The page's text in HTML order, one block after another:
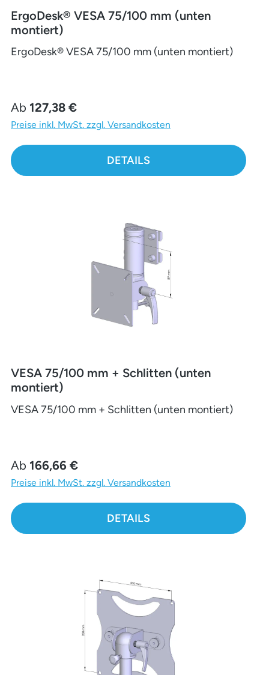
ErgoDesk® VESA 75/100 mm (unten
montiert)
ErgoDesk® VESA 75/100 mm (unten montiert)
Regulärer Preis:
Ab 127,38 €
Preise inkl. MwSt. zzgl. Versandkosten
DETAILS
VESA 75/100 mm + Schlitten (unten
montiert)
VESA 75/100 mm + Schlitten (unten montiert)
Regulärer Preis:
Ab 166,66 €
Preise inkl. MwSt. zzgl. Versandkosten
DETAILS